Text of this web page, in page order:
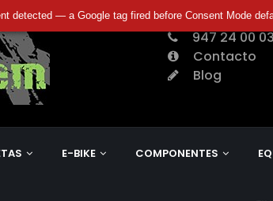
detected — a Google tag fired before Consent Mode
947 24 00
Contacto
Blog
E-BIKE COMPONENTES